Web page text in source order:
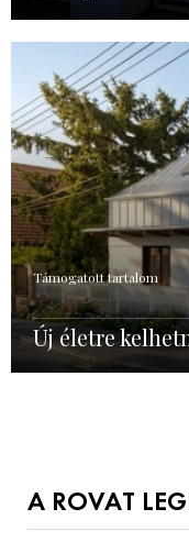
Támogatott tartalom
Új életre
A ROVAT